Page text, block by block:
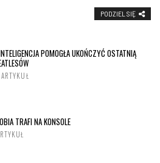
PODZIEL SIĘ
POMOGŁA UKOŃCZYĆ OSTATNIĄ
TRAFI NA KONSOLE